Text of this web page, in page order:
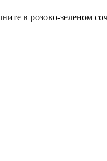
в розово-зеленом